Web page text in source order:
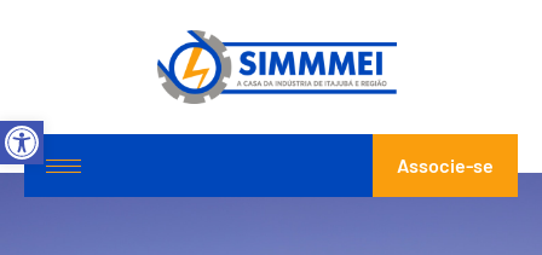
Abrir a barra de ferramentas
Associe-se